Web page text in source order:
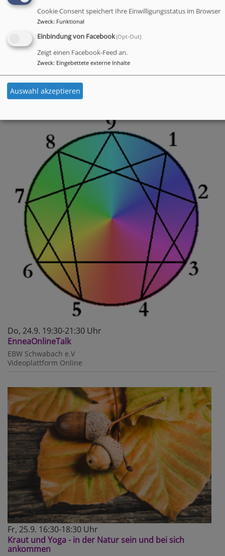
Mi, 23.9. 17-19 Uhr
Demenz - wie vorbeugen?
EBW Schwabach e.V
Schwabach Das Evangelische Haus: Martin-Luther-Saal
Do, 24.9. 19:30-21:30 Uhr
EnneaOnlineTalk
EBW Schwabach e.V
Videoplattform Online
Fr, 25.9. 16:30-18:30 Uhr
Kraut und Yoga - in der Natur sein und bei sich
ankommen
Cookie Consent speichert Ihre Einwilligungsstatus im Browser
Zweck: Funktional
Einbindung von Facebook(Opt-Out)
Zeigt einen Facebook-Feed an.
Zweck: Eingebettete externe Inhalte
Auswahl akzeptieren